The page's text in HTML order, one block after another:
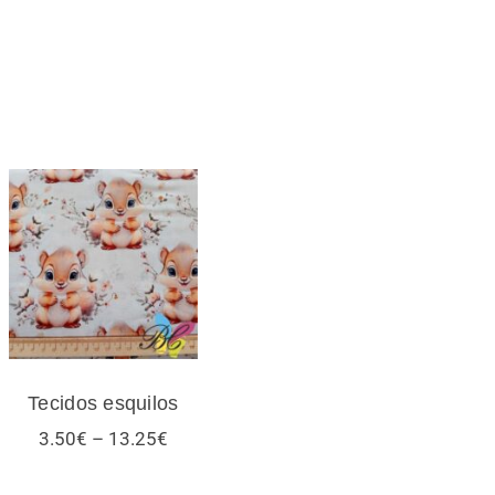
Tecidos esquilos
Tecidos esquilos
3.50€ – 13.25€Price